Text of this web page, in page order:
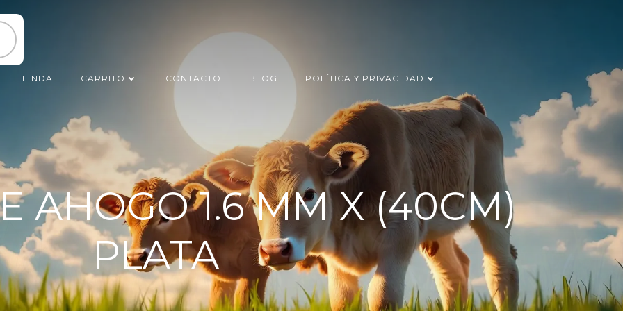
TIENDA CARRITO CONTACTO BLOG POLÍTICA Y PRIVACIDAD
AHOGO 1.6 MM X (40CM)
PLATA